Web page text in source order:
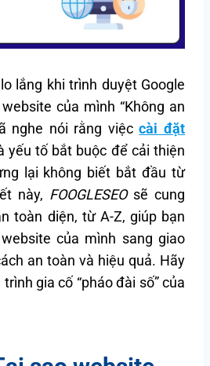
lắng khi trình duyệt Google
của mình “Không an
nghe nói rằng việccài đặt
yếu tố bắt buộc để cải thiện
lại không biết bắt đầu từ
này, FOOGLESEOsẽ cung
toàn diện, từ A-Z, giúp bạn
của mình sang giao
an toàn và hiệu quả. Hãy
gia cố “pháo đài số” của